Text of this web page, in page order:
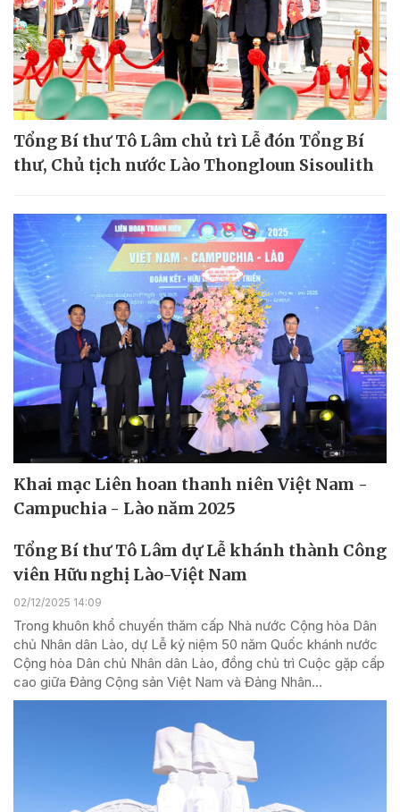
Tổng Bí thư Tô Lâm chủ trì Lễ đón Tổng Bí
thư, Chủ tịch nước Lào Thongloun Sisoulith
Khai mạc Liên hoan thanh niên Việt Nam -
Campuchia - Lào năm 2025
Tổng Bí thư Tô Lâm dự Lễ khánh thành Công
viên Hữu nghị Lào-Việt Nam
02/12/2025 14:09
Trong khuôn khổ chuyến thăm cấp Nhà nước Cộng hòa Dân
chủ Nhân dân Lào, dự Lễ kỷ niệm 50 năm Quốc khánh nước
Cộng hòa Dân chủ Nhân dân Lào, đồng chủ trì Cuộc gặp cấp
cao giữa Đảng Cộng sản Việt Nam và Đảng Nhân...